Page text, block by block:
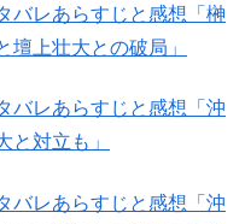
バレあらすじと感想「榊
壇上壮大との破局」
バレあらすじと感想「沖
と対立も」
バレあらすじと感想「沖